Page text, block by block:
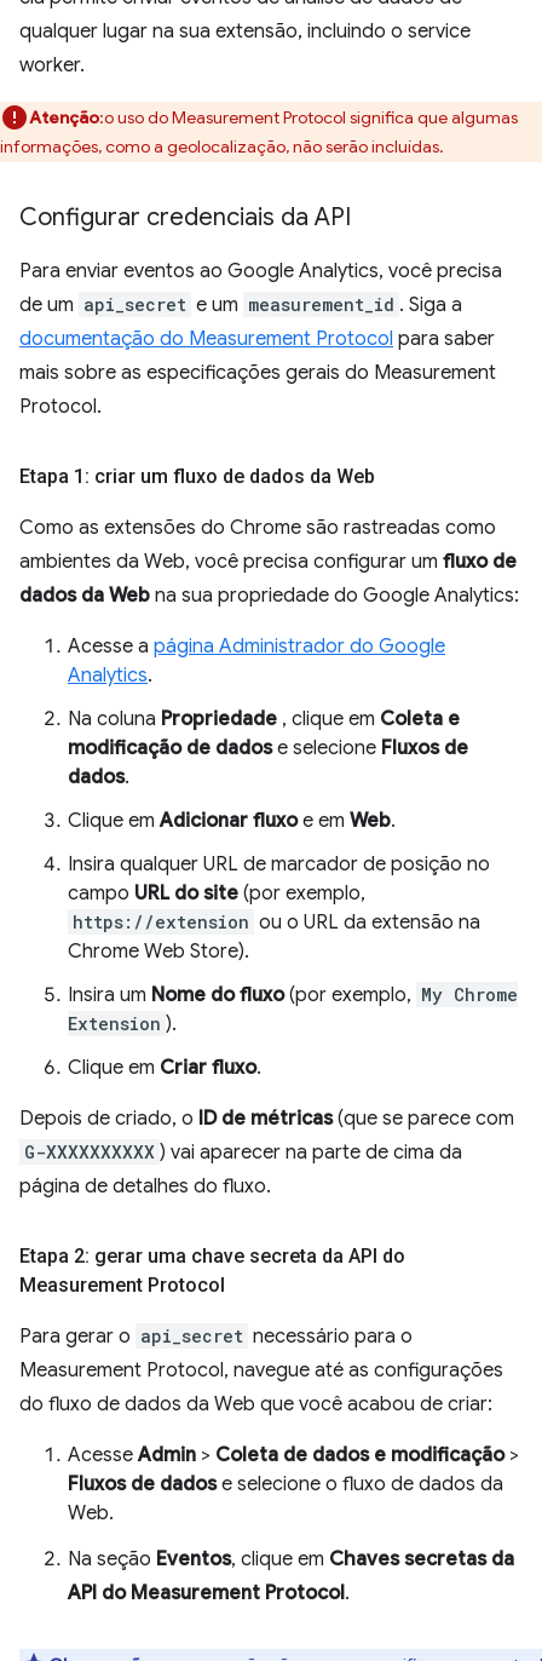
qualquer lugar na sua extensão, incluindo o service
worker.
Atenção:o uso do Measurement Protocol significa que algumas
informações, como a geolocalização, não serão incluídas.
Configurar credenciais da API
Para enviar eventos ao Google Analytics, você precisa
de um api_secret e um measurement_id . Siga a
documentação do Measurement Protocol para saber
mais sobre as especificações gerais do Measurement
Protocol.
Etapa 1: criar um fluxo de dados da Web
Como as extensões do Chrome são rastreadas como
ambientes da Web, você precisa configurar um fluxo de
dados da Web na sua propriedade do Google Analytics:
Acesse a página Administrador do Google
Analytics.
Na coluna Propriedade , clique em Coleta e
modificação de dadose selecione Fluxos de
dados.
Clique emAdicionar fluxoe em Web.
Insira qualquer URL de marcador de posição no
campo URL do site (por exemplo,
https://extension ou o URL da extensão na
Chrome Web Store).
Insira um Nome do fluxo(por exemplo, My Chrome
Extension ).
Clique em Criar fluxo.
Depois de criado, o ID de métricas(que se parece com
G-XXXXXXXXXX ) vai aparecer na parte de cima da
página de detalhes do fluxo.
Etapa 2: gerar uma chave secreta da API do
Measurement Protocol
Para gerar o api_secret necessário para o
Measurement Protocol, navegue até as configurações
do fluxo de dados da Web que você acabou de criar:
AcesseAdmin > Coleta de dados e modificação>
Fluxos de dadose selecione o fluxo de dados da
Web.
Na seção Eventos, clique em Chaves secretas da
API do Measurement Protocol.